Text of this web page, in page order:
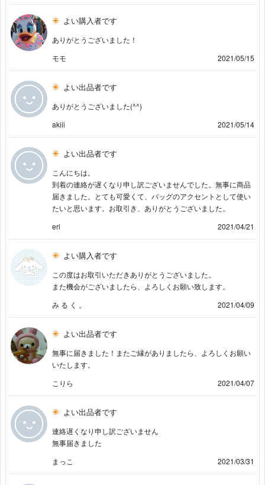
よい購入者です
ありがとうございました！
モモ
2021/05/15
よい出品者です
ありがとうございました(^^)
akiii
2021/05/14
よい出品者です
こんにちは。
到着の連絡が遅くなり申し訳ございませんでした。無事に商品
届きました。とても可愛くて、バッグのアクセントとして使い
たいと思います。お取引き、ありがとうございました。
eri
2021/04/21
よい購入者です
この度はお取引いただきありがとうございました。
また機会がございましたら、よろしくお願い致します。
み る く 。
2021/04/09
よい出品者です
無事に届きました！またご縁がありましたら、よろしくお願い
いたします。
こりら
2021/04/07
よい出品者です
連絡遅くなり申し訳ございません
無事届きました
まっこ
2021/03/31